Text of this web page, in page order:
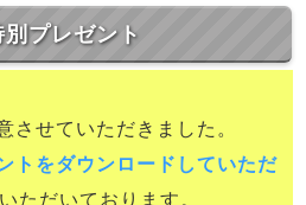
プレゼント
させていただきました。
トをダウンロードしていただ
ただいております。